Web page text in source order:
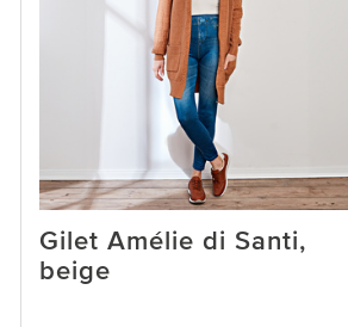
Gilet Amélie di Santi,
beige